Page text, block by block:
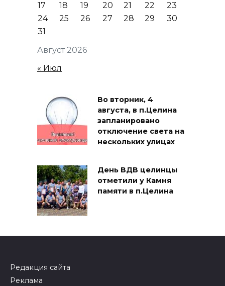
Август 2026
17
18 19 20 21 22
23
24
25 26 27 28 29
30
31
« Июл
Во вторник, 4
августа, в п.Целина
запланировано
отключение света на
нескольких улицах
День ВДВ целинцы
отметили у Камня
памяти в п.Целина
Редакция сайта
Реклама